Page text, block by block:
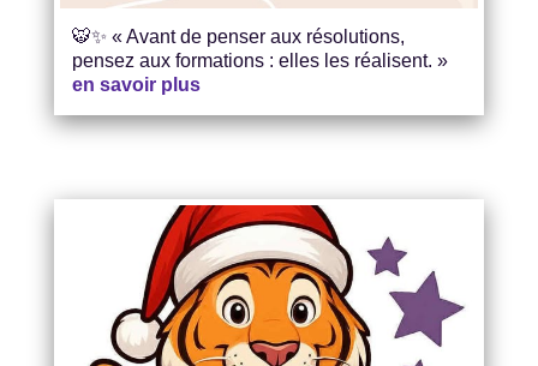
🐯✨ « Avant de penser aux résolutions,
pensez aux formations : elles les réalisent. »
en savoir plus